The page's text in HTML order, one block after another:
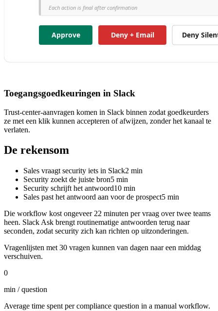
Toegangsgoedkeuringen in Slack
Trust-center-aanvragen komen in Slack binnen zodat goedkeurders
ze met een klik kunnen accepteren of afwijzen, zonder het kanaal te
verlaten.
De rekensom
Sales vraagt security iets in Slack2 min
Security zoekt de juiste bron5 min
Security schrijft het antwoord10 min
Sales past het antwoord aan voor de prospect5 min
Die workflow kost ongeveer 22 minuten per vraag over twee teams
heen. Slack Ask brengt routinematige antwoorden terug naar
seconden, zodat security zich kan richten op uitzonderingen.
Vragenlijsten met 30 vragen kunnen van dagen naar een middag
verschuiven.
0
min / question
Average time spent per compliance question in a manual workflow.